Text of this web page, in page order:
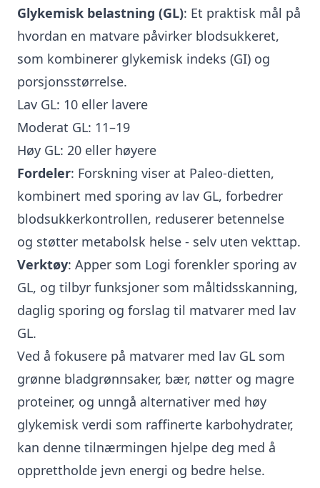
Glykemisk belastning (GL): Et praktisk mål på
hvordan en matvare påvirker blodsukkeret,
som kombinerer glykemisk indeks (GI) og
porsjonsstørrelse.
Lav GL: 10 eller lavere
Moderat GL: 11–19
Høy GL: 20 eller høyere
Fordeler: Forskning viser at Paleo-dietten,
kombinert med sporing av lav GL, forbedrer
blodsukkerkontrollen, reduserer betennelse
og støtter metabolsk helse - selv uten vekttap.
Verktøy: Apper som Logi forenkler sporing av
GL, og tilbyr funksjoner som måltidsskanning,
daglig sporing og forslag til matvarer med lav
GL.
Ved å fokusere på matvarer med lav GL som
grønne bladgrønnsaker, bær, nøtter og magre
proteiner, og unngå alternativer med høy
glykemisk verdi som raffinerte karbohydrater,
kan denne tilnærmingen hjelpe deg med å
opprettholde jevn energi og bedre helse.